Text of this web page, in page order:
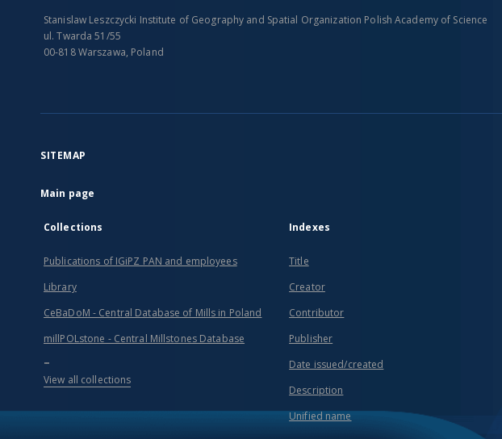
Stanislaw Leszczycki Institute of Geography and Spatial Organization Polish Academy of Science
ul. Twarda 51/55
00-818 Warszawa, Poland
SITEMAP
Main page
Collections
Publications of IGiPZ PAN and employees
Library
CeBaDoM - Central Database of Mills in Poland
millPOLstone - Central Millstones Database
...
View all collections
Indexes
Title
Creator
Contributor
Publisher
Date issued/created
Description
Unified name